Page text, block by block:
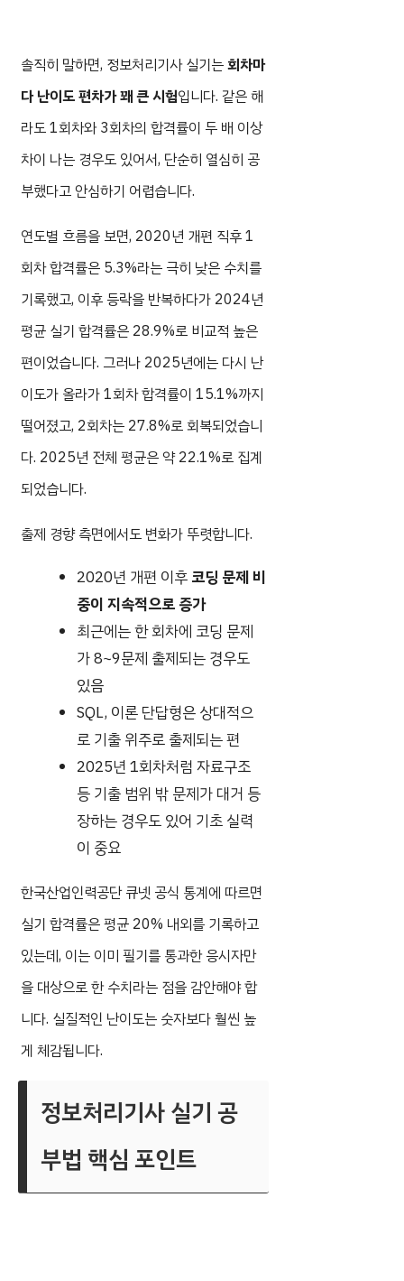
솔직히 말하면, 정보처리기사 실기는회차마
다 난이도 편차가 꽤 큰 시험입니다. 같은 해
라도 1회차와 3회차의 합격률이 두 배 이상
차이 나는 경우도 있어서, 단순히 열심히 공
부했다고 안심하기 어렵습니다.
연도별 흐름을 보면, 2020년 개편 직후 1
회차 합격률은 5.3%라는 극히 낮은 수치를
기록했고, 이후 등락을 반복하다가 2024년
평균 실기 합격률은 28.9%로 비교적 높은
편이었습니다. 그러나 2025년에는 다시 난
이도가 올라가 1회차 합격률이 15.1%까지
떨어졌고, 2회차는 27.8%로 회복되었습니
다. 2025년 전체 평균은 약 22.1%로 집계
되었습니다.
출제 경향 측면에서도 변화가 뚜렷합니다.
2020년 개편 이후 코딩 문제 비
중이 지속적으로 증가
최근에는 한 회차에 코딩 문제
가 8~9문제 출제되는 경우도
있음
SQL, 이론 단답형은 상대적으
로 기출 위주로 출제되는 편
2025년 1회차처럼 자료구조
등 기출 범위 밖 문제가 대거 등
장하는 경우도 있어 기초 실력
이 중요
한국산업인력공단 큐넷 공식 통계에 따르면
실기 합격률은 평균 20% 내외를 기록하고
있는데, 이는 이미 필기를 통과한 응시자만
을 대상으로 한 수치라는 점을 감안해야 합
니다. 실질적인 난이도는 숫자보다 훨씬 높
게 체감됩니다.
정보처리기사 실기 공
부법 핵심 포인트